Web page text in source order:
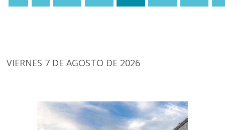
VIERNES 7 DE AGOSTO DE 2026